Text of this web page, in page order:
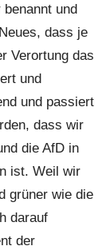
und
dass je
Verortung das
und
und passiert
dass wir
die AfD in
ist. Weil wir
grüner wie die
darauf
der